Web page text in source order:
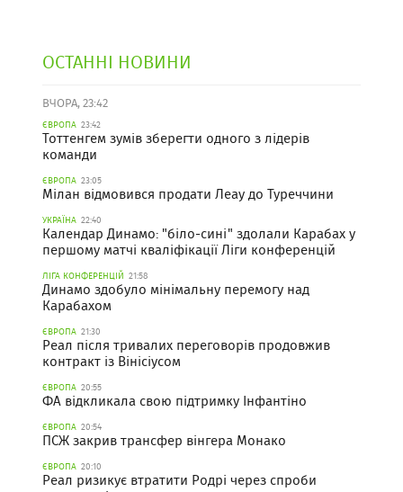
ОСТАННІ НОВИНИ
ВЧОРА, 23:42
ЄВРОПА 23:42
Тоттенгем зумів зберегти одного з лідерів
команди
ЄВРОПА 23:05
Мілан відмовився продати Леау до Туреччини
УКРАЇНА 22:40
Календар Динамо: "біло-сині" здолали Карабах у
першому матчі кваліфікації Ліги конференцій
ЛІГА КОНФЕРЕНЦІЙ 21:58
Динамо здобуло мінімальну перемогу над
Карабахом
ЄВРОПА 21:30
Реал після тривалих переговорів продовжив
контракт із Вінісіусом
ЄВРОПА 20:55
ФА відкликала свою підтримку Інфантіно
ЄВРОПА 20:54
ПСЖ закрив трансфер вінгера Монако
ЄВРОПА 20:10
Реал ризикує втратити Родрі через спроби